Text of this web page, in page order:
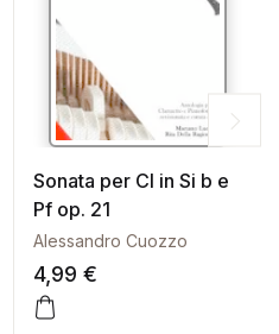
Sonata per Cl in Si b e
Pf op. 21
Alessandro Cuozzo
4,99 €
Questo prodotto ha più